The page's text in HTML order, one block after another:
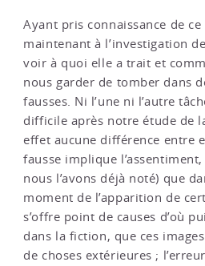
Ayant pris connaissance de
maintenant à l’investigation
voir à quoi elle a trait et
nous garder de tomber dans
fausses. Ni l’une ni l’autre
difficile après notre étude de
effet aucune différence entre
fausse implique l’assentiment,
nous l’avons déjà noté) que
moment de l’apparition de
s’offre point de causes d’où
dans la fiction, que ces
de choses extérieures ;